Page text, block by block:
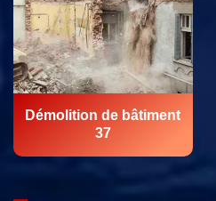
Démolition de bâtiment
37